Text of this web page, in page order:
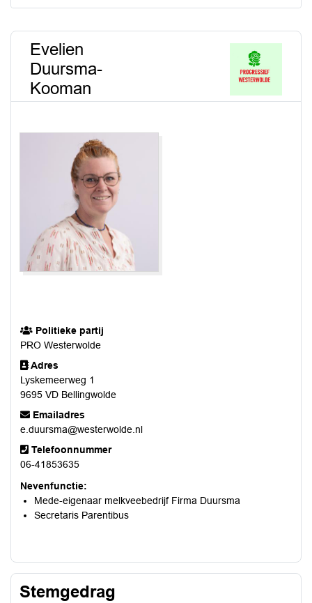
Evelien
Duursma-
Kooman
Politieke partij
PRO Westerwolde
Adres
Lyskemeerweg 1
9695 VD Bellingwolde
Emailadres
e.duursma@westerwolde.nl
Telefoonnummer
06-41853635
Nevenfunctie:
Mede-eigenaar melkveebedrijf Firma Duursma
Secretaris Parentibus
Stemgedrag